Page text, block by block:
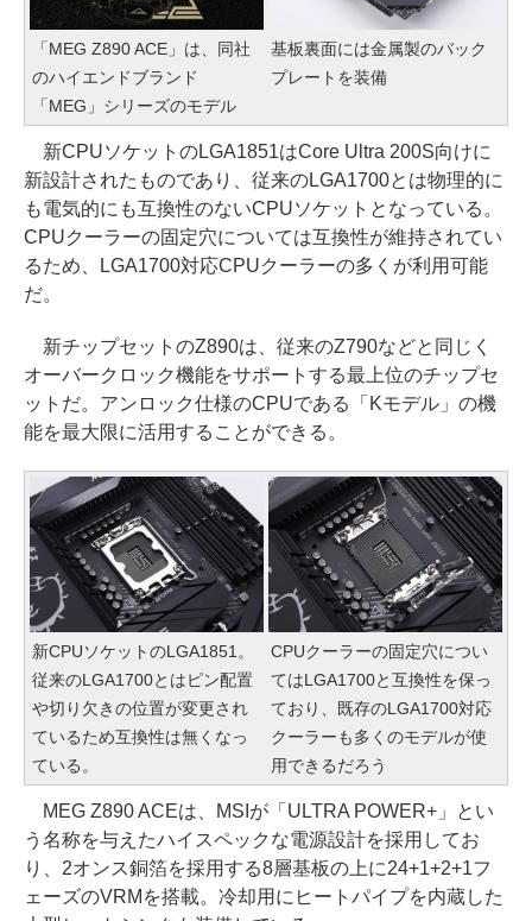
「MEG Z890 ACE」は、同社
のハイエンドブランド
「MEG」シリーズのモデル
基板裏面には金属製のバック
プレートを装備
新CPUソケットのLGA1851はCore Ultra 200S向けに
新設計されたものであり、従来のLGA1700とは物理的に
も電気的にも互換性のないCPUソケットとなっている。
CPUクーラーの固定穴については互換性が維持されてい
るため、LGA1700対応CPUクーラーの多くが利用可能
だ。
新チップセットのZ890は、従来のZ790などと同じく
オーバークロック機能をサポートする最上位のチップセ
ットだ。アンロック仕様のCPUである「Kモデル」の機
能を最大限に活用することができる。
新CPUソケットのLGA1851。
従来のLGA1700とはピン配置
や切り欠きの位置が変更され
ているため互換性は無くなっ
ている。
CPUクーラーの固定穴につい
てはLGA1700と互換性を保っ
ており、既存のLGA1700対応
クーラーも多くのモデルが使
用できるだろう
MEG Z890 ACEは、MSIが「ULTRA POWER+」とい
う名称を与えたハイスペックな電源設計を採用してお
り、2オンス銅箔を採用する8層基板の上に24+1+2+1フ
ェーズのVRMを搭載。冷却用にヒートパイプを内蔵した